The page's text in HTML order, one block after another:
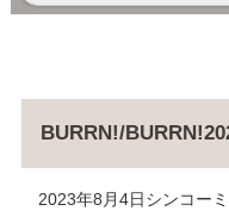
BURRN!/
2023年8月4日シンコー